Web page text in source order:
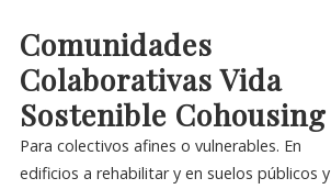
content
Comunidades
Colaborativas Vida
Sostenible Cohousing
Para colectivos afines o vulnerables. En
edificios a rehabilitar y en suelos públicos y